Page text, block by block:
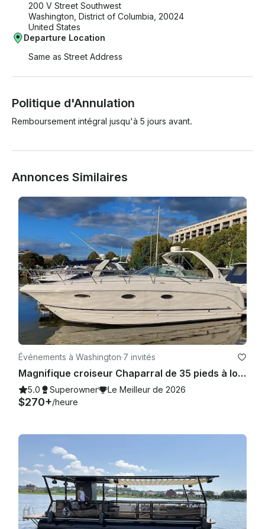
200 V Street Southwest
Washington, District of Columbia, 20024
United States
Departure Location
Same as Street Address
Politique d'Annulation
Remboursement intégral jusqu'à 5 jours avant.
Annonces Similaires
Événements à Washington·7 invités
Magnifique croiseur Chaparral de 35 pieds à louer à Washington, D.C.
5.0 Superowner Le Meilleur de 2026
$270+/heure